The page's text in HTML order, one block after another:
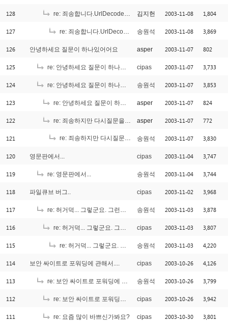
128 re: 죄송합니다.UrlDecode 질문입니다. 김지헌 2003-11-08 1,804
127 re: 죄송합니다.UrlDecode 질문입니다. 송원석 2003-11-08 3,869
126 안녕하세요 질문이 하나있어어요 asper 2003-11-07 802
125 re: 안녕하세요 질문이 하나있어어요 cipas 2003-11-07 3,733
124 re: 안녕하세요 질문이 하나있어어요 송원석 2003-11-07 3,853
123 re: 안녕하세요 질문이 하나있어어요 asper 2003-11-07 824
122 re: 죄송하지만 다시질문을 ^^ asper 2003-11-07 772
121 re: 죄송하지만 다시질문을 ^^ [1]
송원석 2003-11-07 3,830
120 영문판에서... cipas 2003-11-04 3,747
119 re: 영문판에서... 송원석 2003-11-04 3,744
118 파일큐브 버그.. cipas 2003-11-02 3,968
117 re: 허거덕... 그렇군요. 그런데 조금 이상한 점이... ^_^;;; 송원석 2003-11-03 3,878
116 re: 허거덕... 그렇군요. 그런데 조금 이상한 점이... ^_^;;; cipas 2003-11-03 3,807
115 re: 허거덕... 그렇군요. 그런데 조금 이상한 점이... ^_^;;; 송원석 2003-11-03 4,220
114 보안 싸이트로 포워딩에 관해서.... cipas 2003-10-26 4,126
113 re: 보안 싸이트로 포워딩에 관해서.... 송원석 2003-10-26 3,799
112 re: 보안 싸이트로 포워딩에 관해서.... cipas 2003-10-26 3,942
111 re: 요즘 많이 바쁘신가봐요? cipas 2003-10-30 3,801